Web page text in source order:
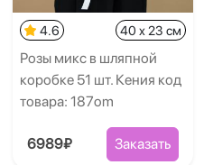
4.6 40 x 23 см
Розы микс в шляпной
коробке 51 шт. Кения код
товара: 187om
6989₽ Заказать